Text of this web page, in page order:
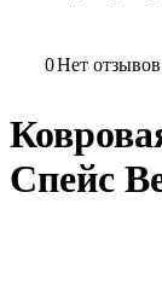
0Нет отзывов
Спейс